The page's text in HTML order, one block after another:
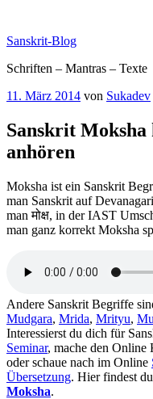
springen
Sanskrit-Blog
Schriften – Mantras – Texte
Veröffentlicht
11. März 2014 von Sukadev
Sanskrit Moksha
anhören
Moksha ist ein Sanskrit
man Sanskrit auf
man मोक्ष, in der IAST
man ganz korrekt Moksha
Andere Sanskrit Begriffe
Mudgara, Mrida, Mrityu,
Interessierst du dich für
Seminar, mache den Online
oder schaue nach im Online
Übersetzung. Hier findest
Moksha.